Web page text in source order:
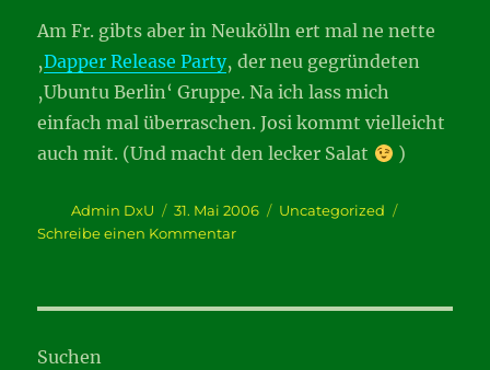
Am Fr. gibts aber in Neukölln ert mal ne nette
‚Dapper Release Party‚ der neu gegründeten
‚Ubuntu Berlin‘ Gruppe. Na ich lass mich
einfach mal überraschen. Josi kommt vielleicht
auch mit. (Und macht den lecker Salat
)
Autor
Admin DxU
Veröffentlicht
am
31. Mai 2006 Kategorien
Uncategorized
Schreibe einen Kommentarzu
Suchen